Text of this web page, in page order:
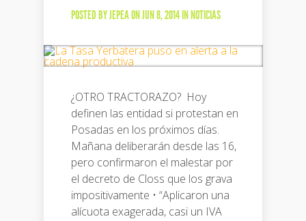
POSTED BYJEPEAON JUN 8, 2014 INNOTICIAS
¿OTRO TRACTORAZO? Hoy
definen las entidad si protestan en
Posadas en los próximos días.
Mañana deliberarán desde las 16,
pero confirmaron el malestar por
el decreto de Closs que los grava
impositivamente • “Aplicaron una
alícuota exagerada, casi un IVA